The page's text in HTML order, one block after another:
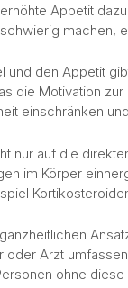
Appetit
machen,
den Appetit
die Motivation
einschränken
auf die
im Körper
Arzt
ohne diese